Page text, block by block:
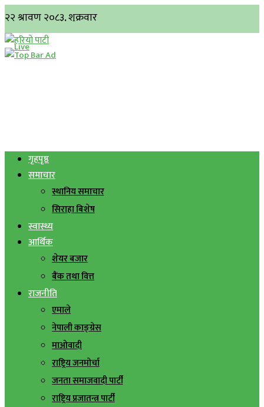
गृहपृष्ठ
समाचार
स्थानिय समाचार
सिराहा बिशेष
स्वास्थ्य
आर्थिक
शेयर बजार
बैंक तथा वित्त
राजनीति
एमाले
नेपाली काङ्ग्रेस
माओवादी
राष्ट्रिय जनमोर्चा
जनता समाजवादी पार्टी
राष्ट्रिय प्रजातन्त्र पार्टी